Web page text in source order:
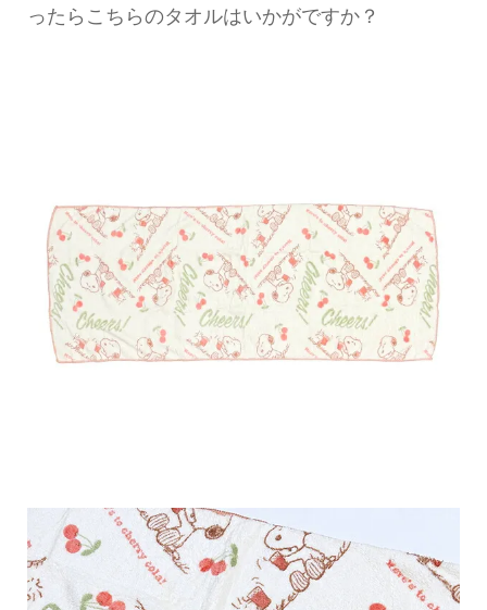
ったらこちらのタオルはいかがですか？